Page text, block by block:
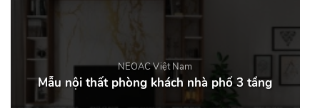
NEOAC Việt Nam
Mẫu nội thất phòng khách nhà phố 3 tầng